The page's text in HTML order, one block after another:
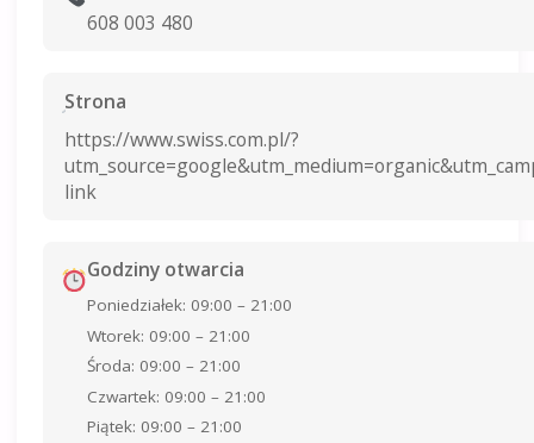
608 003 480
Strona
https://www.swiss.com.pl/?
link
Godziny otwarcia
Poniedziałek: 09:00 – 21:00
Wtorek: 09:00 – 21:00
Środa: 09:00 – 21:00
Czwartek: 09:00 – 21:00
Piątek: 09:00 – 21:00